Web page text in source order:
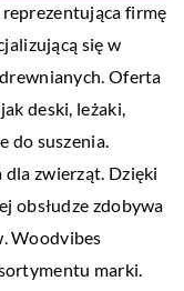
firmę
się w
Oferta
deski, leżaki,
do suszenia.
zwierząt. Dzięki
obsłudze zdobywa
Woodvibes
marki.